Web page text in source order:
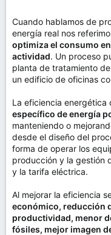
Cuando hablamos de
energía real nos
optimiza el consumo
actividad. Un proceso
planta de tratamiento
un edificio de oficinas
La eficiencia energética
específico de energía
manteniendo o
desde el diseño del
forma de operar los
producción y la gestión
y la tarifa eléctrica.
Al mejorar la eficiencia
económico, reducción
productividad, menor
fósiles, mejor imagen